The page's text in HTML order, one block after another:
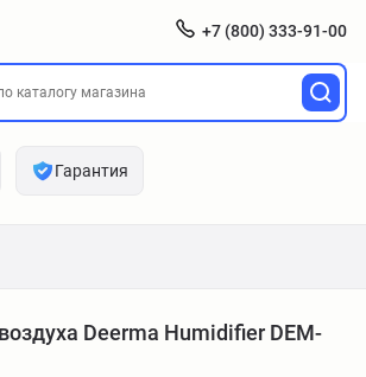
+7 (800) 333-91-00
Гарантия
Deerma Humidifier DEM-